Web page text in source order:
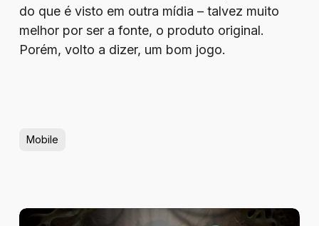
do que é visto em outra mídia – talvez muito
melhor por ser a fonte, o produto original.
Porém, volto a dizer, um bom jogo.
Mobile
Review